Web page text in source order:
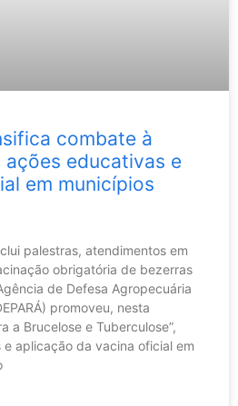
combate à
educativas e
em municípios
palestras, atendimentos em
obrigatória de bezerras
de Defesa Agropecuária
promoveu, nesta
a Brucelose e Tuberculose”,
aplicação da vacina oficial em